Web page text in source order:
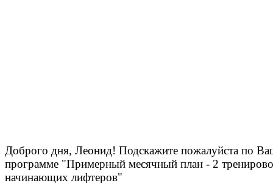
Доброго дня, Леонид! Подскажите пожалуйста по
программе "Примерный месячный план - 2
начинающих лифтеров"